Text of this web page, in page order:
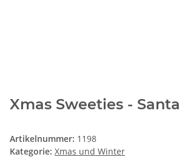
Xmas Sweeties - Santa
Artikelnummer: 1198
Kategorie: Xmas und Winter